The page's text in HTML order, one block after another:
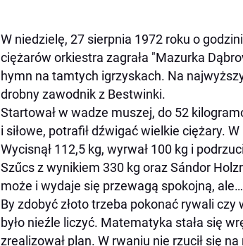
W niedzielę, 27 sierpnia 1972 roku o
ciężarów orkiestra zagrała "Mazurka
hymn na tamtych igrzyskach. Na
drobny zawodnik z Bestwinki.
Startował w wadze muszej, do 52
i siłowe, potrafił dźwigać wielkie ciężary.
Wycisnął 112,5 kg, wyrwał 100 kg i
Szűcs z wynikiem 330 kg oraz Sándor
może i wydaje się przewagą spokojną,
By zdobyć złoto trzeba pokonać rywali
było nieźle liczyć. Matematyka stała się
zrealizował plan. W rwaniu nie rzucił się